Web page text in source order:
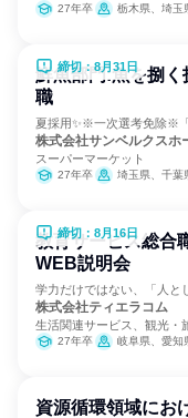
27年卒 栃木県、埼玉県、千
締切：8月31日
鮮魚部門:魚を捌
職
夏採用✨️※一次選考免除※
株式会社サンベルクスホ
スーパーマーケット
27年卒 埼玉県、千葉
締切：8月16日
教育サービス総合
WEB説明会
学力だけではない、「人と
株式会社ティエラコム
生活関連サービス、観光・
27年卒 岐阜県、愛知
資源循環領域にお